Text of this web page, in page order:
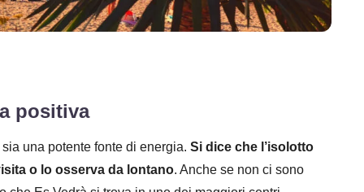
positiva
una potente fonte di energia. Si dice che l’isolotto
o lo osserva da lontano. Anche se non ci sono